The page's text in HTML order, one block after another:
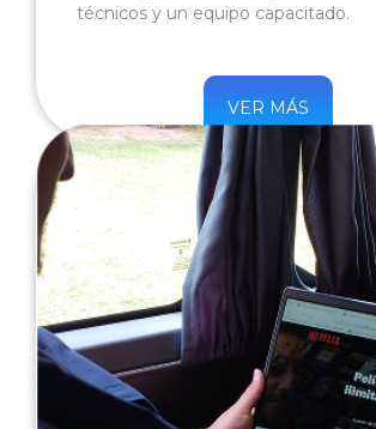
técnicos y un equipo capacitado.
VER MÁS